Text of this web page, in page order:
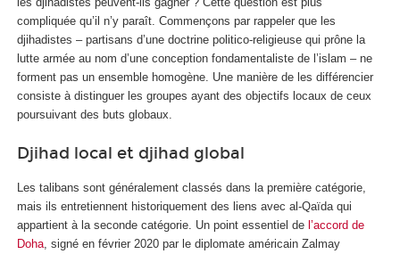
compliquée qu’il n’y paraît. Commençons par rappeler que les
djihadistes – partisans d’une doctrine politico-religieuse qui prône la
lutte armée au nom d’une conception fondamentaliste de l’islam – ne
forment pas un ensemble homogène. Une manière de les différencier
consiste à distinguer les groupes ayant des objectifs locaux de ceux
poursuivant des buts globaux.
Djihad local et djihad global
Les talibans sont généralement classés dans la première catégorie,
mais ils entretiennent historiquement des liens avec al-Qaïda qui
appartient à la seconde catégorie. Un point essentiel de l’accord de
Doha , signé en février 2020 par le diplomate américain Zalmay